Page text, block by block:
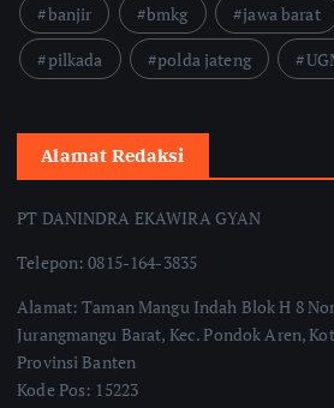
banjir bmkg jawa barat
pilkada
polda jateng
Alamat Redaksi
PT DANINDRA EKAWIRA GYAN
Telepon: 0815-164-3835
Alamat: Taman Mangu Indah Blok H 8
Jurangmangu Barat, Kec. Pondok Aren,
Provinsi Banten
Kode Pos: 15223